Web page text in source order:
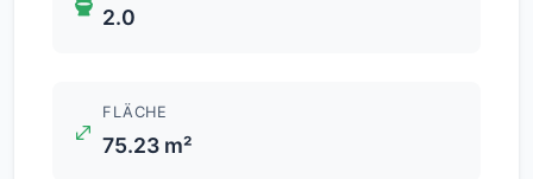
2.0
FLÄCHE
75.23 m²